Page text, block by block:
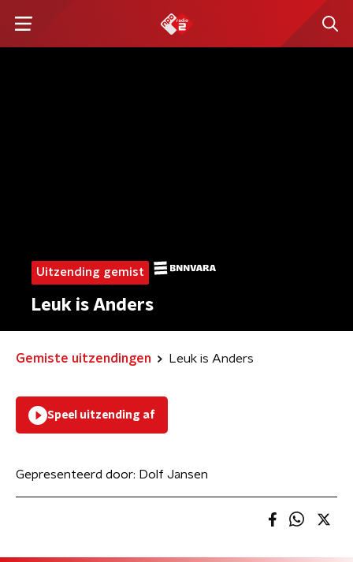
Uitzending gemist
Leuk is Anders
Gemiste uitzendingen Leuk is Anders
Speel uitzending af
Gepresenteerd door: Dolf Jansen